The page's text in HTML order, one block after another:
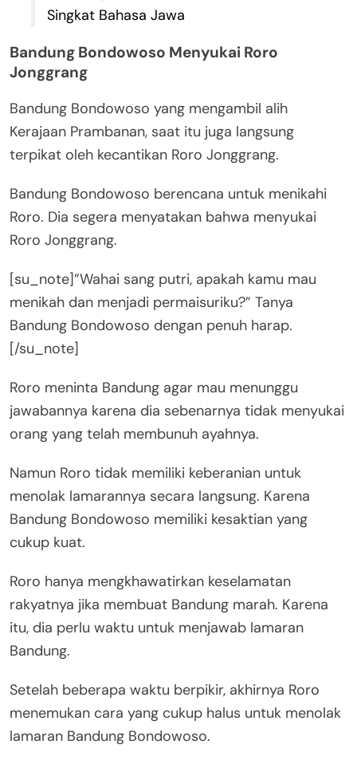
Singkat Bahasa Jawa
Bandung Bondowoso Menyukai Roro
Jonggrang
Bandung Bondowoso yang mengambil alih
Kerajaan Prambanan, saat itu juga langsung
terpikat oleh kecantikan Roro Jonggrang.
Bandung Bondowoso berencana untuk menikahi
Roro. Dia segera menyatakan bahwa menyukai
Roro Jonggrang.
[su_note]”Wahai sang putri, apakah kamu mau
menikah dan menjadi permaisuriku?” Tanya
Bandung Bondowoso dengan penuh harap.
[/su_note]
Roro meninta Bandung agar mau menunggu
jawabannya karena dia sebenarnya tidak menyukai
orang yang telah membunuh ayahnya.
Namun Roro tidak memiliki keberanian untuk
menolak lamarannya secara langsung. Karena
Bandung Bondowoso memiliki kesaktian yang
cukup kuat.
Roro hanya mengkhawatirkan keselamatan
rakyatnya jika membuat Bandung marah. Karena
itu, dia perlu waktu untuk menjawab lamaran
Bandung.
Setelah beberapa waktu berpikir, akhirnya Roro
menemukan cara yang cukup halus untuk menolak
lamaran Bandung Bondowoso.